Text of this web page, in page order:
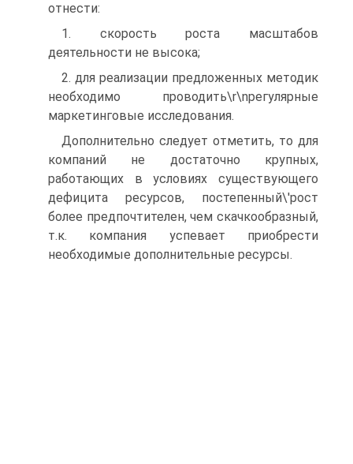
отнести:
1. скорость роста масштабов
деятельности не высока;
2. для реализации предложенных методик
необходимо проводить\r\nрегулярные
маркетинговые исследования.
Дополнительно следует отметить, то для
компаний не достаточно крупных,
работающих в условиях существующего
дефицита ресурсов, постепенный\'рост
более предпочтителен, чем скачкообразный,
т.к. компания успевает приобрести
необходимые дополнительные ресурсы.